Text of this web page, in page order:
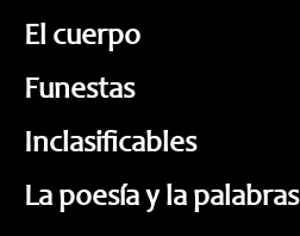
El cuerpo
Funestas
Inclasificables
La poesía y la palabras